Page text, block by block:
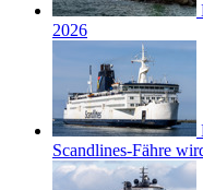
2026
Scandlines-Fähre